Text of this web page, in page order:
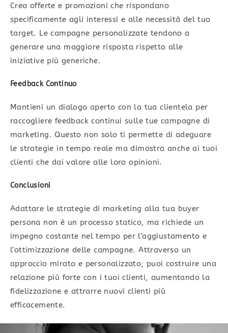
Crea offerte e promozioni che rispondano
specificamente agli interessi e alle necessità del tuo
target. Le campagne personalizzate tendono a
generare una maggiore risposta rispetto alle
iniziative più generiche.
Feedback Continuo
Mantieni un dialogo aperto con la tua clientela per
raccogliere feedback continui sulle tue campagne di
marketing. Questo non solo ti permette di adeguare
le strategie in tempo reale ma dimostra anche ai tuoi
clienti che dai valore alle loro opinioni.
Conclusioni
Adattare le strategie di marketing alla tua buyer
persona non è un processo statico, ma richiede un
impegno costante nel tempo per l’aggiustamento e
l’ottimizzazione delle campagne. Attraverso un
approccio mirato e personalizzato, puoi costruire una
relazione più forte con i tuoi clienti, aumentando la
fidelizzazione e attrarre nuovi clienti più
efficacemente.